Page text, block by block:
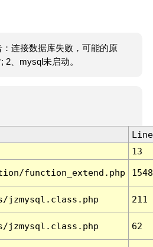
连接数据库失败，可能的原
2、mysql未启动。
Line
13
function_extend.php 1548
jzmysql.class.php 211
jzmysql.class.php 62